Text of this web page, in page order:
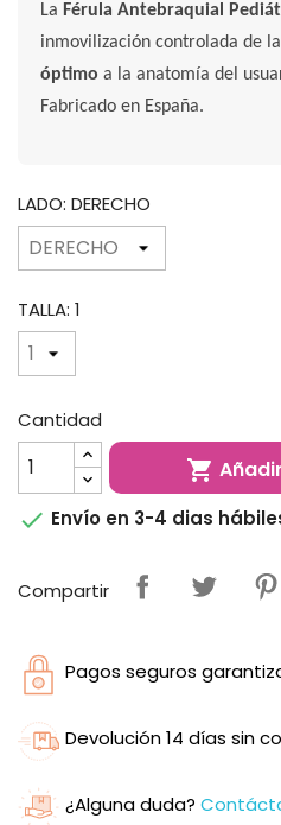
LaFérula Antebraquial
inmovilización controlada de
óptimo a la anatomía del
Fabricado en España.
LADO: DERECHO
TALLA: 1
Cantidad

 Envío en 3-4 dias
Compartir
Pagos seguros
Devolución 14 días sin
¿Alguna duda?